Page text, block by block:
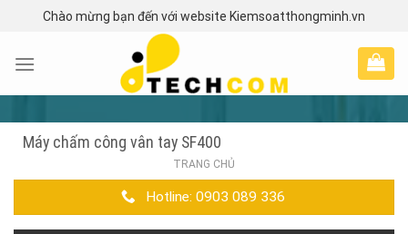
content
Chào mừng bạn đến với website Kiemsoatthongminh.vn
Máy chấm công vân tay SF400
TRANG CHỦ
Hotline: 0903 089 336